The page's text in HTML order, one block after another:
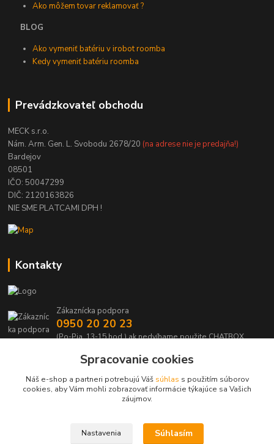
Ako môžem tovar reklamovať ?
BLOG
Ako vymeniť batériu v irobot roomba
Kedy vymeniť batériu roomba
Prevádzkovateľ obchodu
MECK s.r.o.
Nám. Arm. Gen. L. Svobodu 2678/20 (na adrese nie je predajňa!)
Bardejov
08501
IČO: 50047299
DIČ: 2120163826
NIE SME PLATCAMI DPH !
Kontakty
Zákaznícka podpora
0950 20 20 23
(Po-Pia, 13-15 hod.) ak nedvíhame použite CHATBOX
info@kabelmanie.skSpracovanie cookies
Náš e-shop a partneri potrebujú Váš súhlas s použitím súborov
cookies, aby Vám mohli zobrazovať informácie týkajúce sa Vašich
záujmov.
Nastavenia Súhlasím